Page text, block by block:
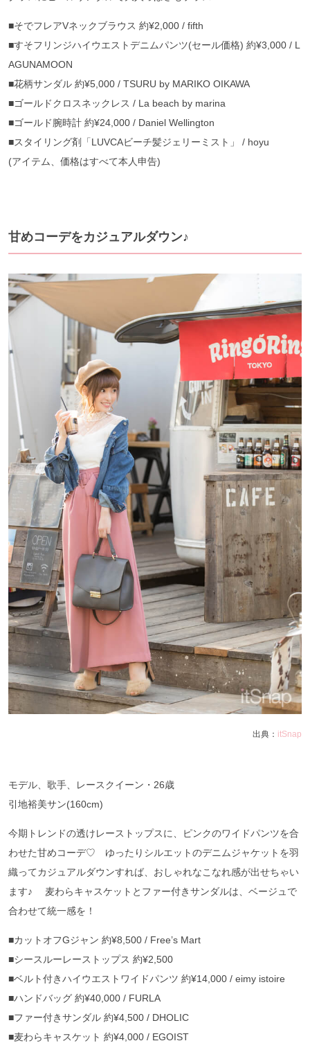
■そでフレアVネックブラウス 約¥2,000 / fifth
■すそフリンジハイウエストデニムパンツ(セール価格) 約¥3,000 / L
AGUNAMOON
■花柄サンダル 約¥5,000 / TSURU by MARIKO OIKAWA
■ゴールドクロスネックレス / La beach by marina
■ゴールド腕時計 約¥24,000 / Daniel Wellington
■スタイリング剤「LUVCAビーチ髪ジェリーミスト」
/ hoyu
(アイテム、価格はすべて本人申告)
甘めコーデをカジュアルダウン♪
出典： itSnap
モデル、歌手、レースクイーン・ 26歳
引地裕美サン(160cm)
今期トレンドの透けレーストップスに、ピンクのワイドパンツを合
わせた甘めコーデ♡ ゆったりシルエットのデニムジャケットを羽
織ってカジュアルダウンすれば、おしゃれなこなれ感が出せちゃい
ます♪
麦わらキャスケットとファー付きサンダルは、ベージュで
合わせて統一感を！
■カットオフGジャン 約¥8,500 / Free’s Mart
■シースルーレーストップス 約¥2,500
■ベルト付きハイウエストワイドパンツ 約¥14,000 / eimy istoire
■ハンドバッグ 約¥40,000 / FURLA
■ファー付きサンダル 約¥4,500 / DHOLIC
■麦わらキャスケット 約¥4,000 / EGOIST